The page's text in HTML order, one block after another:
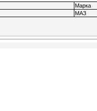
Марка
МАЗ